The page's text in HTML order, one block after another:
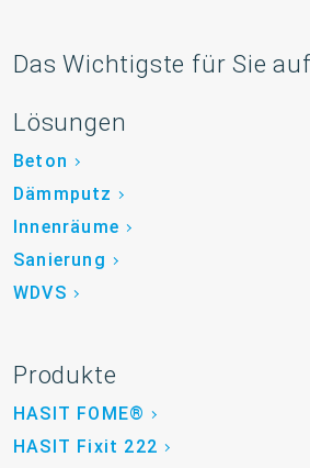
Das Wichtigste für Sie
Lösungen
Beton
Dämmputz
Innenräume
Sanierung
WDVS
Produkte
HASIT FOME®
HASIT Fixit 222